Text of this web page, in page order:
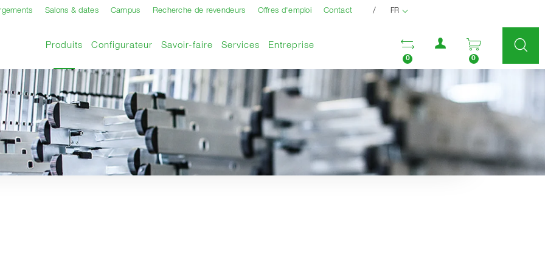
Salons & dates Campus Recherche de revendeurs Offres d'emploi Contact / FR
ProduitsPage actuelle
Configurateur Savoir-faire Services Entreprise Ouvrir la liste
0
Menu utilisateur
Ouvrir le
0